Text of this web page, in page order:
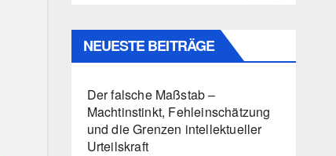
NEUESTE BEITRÄGE
Der falsche Maßstab –
Machtinstinkt, Fehleinschätzung
und die Grenzen intellektueller
Urteilskraft